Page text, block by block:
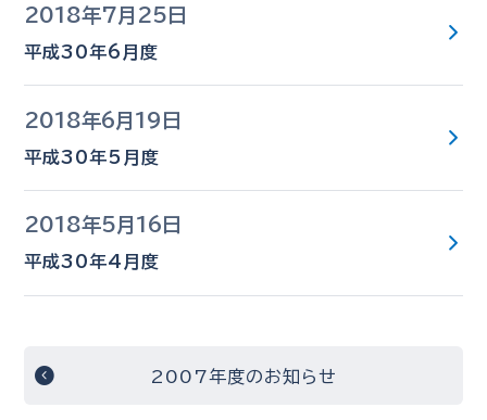
2018年7月25日
平成30年6月度
2018年6月19日
平成30年5月度
2018年5月16日
平成30年4月度
2007年度のお知らせ